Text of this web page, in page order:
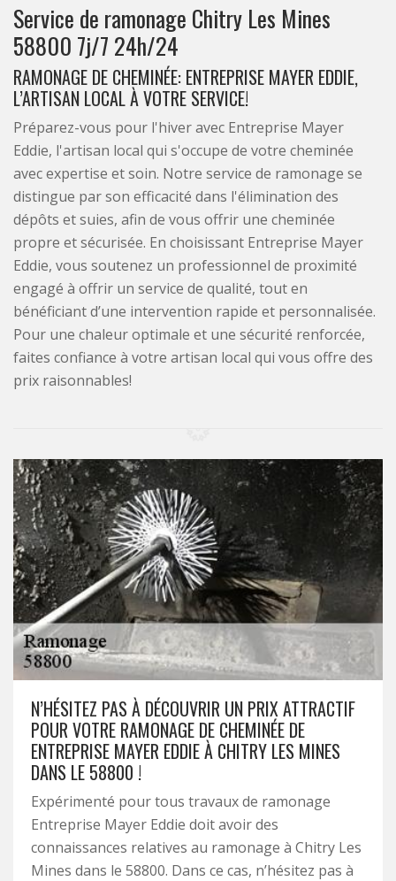
Service de ramonage Chitry Les Mines
58800 7j/7 24h/24
RAMONAGE DE CHEMINÉE: ENTREPRISE MAYER EDDIE,
L’ARTISAN LOCAL À VOTRE SERVICE!
Préparez-vous pour l'hiver avec Entreprise Mayer
Eddie, l'artisan local qui s'occupe de votre cheminée
avec expertise et soin. Notre service de ramonage se
distingue par son efficacité dans l'élimination des
dépôts et suies, afin de vous offrir une cheminée
propre et sécurisée. En choisissant Entreprise Mayer
Eddie, vous soutenez un professionnel de proximité
engagé à offrir un service de qualité, tout en
bénéficiant d’une intervention rapide et personnalisée.
Pour une chaleur optimale et une sécurité renforcée,
faites confiance à votre artisan local qui vous offre des
prix raisonnables!
N’HÉSITEZ PAS À DÉCOUVRIR UN PRIX ATTRACTIF
POUR VOTRE RAMONAGE DE CHEMINÉE DE
ENTREPRISE MAYER EDDIE À CHITRY LES MINES
DANS LE 58800 !
Expérimenté pour tous travaux de ramonage
Entreprise Mayer Eddie doit avoir des
connaissances relatives au ramonage à Chitry Les
Mines dans le 58800. Dans ce cas, n’hésitez pas à